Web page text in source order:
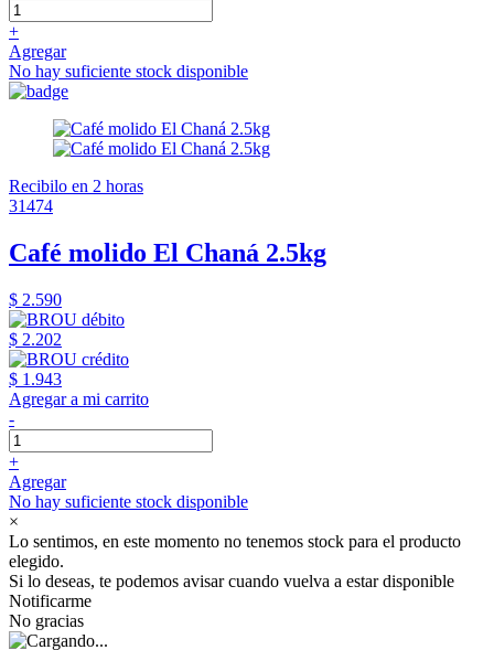
+
Agregar
No hay suficiente stock disponible
Recibilo en 2 horas
31474
Café molido El Chaná 2.5kg
$ 2.590
$ 2.202
$ 1.943
Agregar a mi carrito
-
+
Agregar
No hay suficiente stock disponible
×
Lo sentimos, en este momento no tenemos stock para el producto
elegido.
Si lo deseas, te podemos avisar cuando vuelva a estar disponible
Notificarme
No gracias